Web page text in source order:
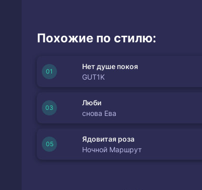
Похожие по стилю:
Нет душе покоя
GUT1K
Люби
снова Ева
Ядовитая роза
Ночной Маршрут